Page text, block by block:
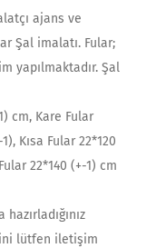
ajans ve
Şal imalatı. Fular;
yapılmaktadır. Şal
cm, Kare Fular
Kısa Fular 22*120
22*140 (+-1) cm
lütfen iletişim